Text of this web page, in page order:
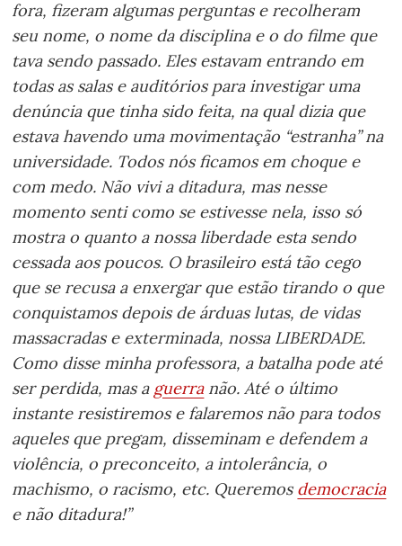
fora, fizeram algumas perguntas e recolheram
seu nome, o nome da disciplina e o do filme que
tava sendo passado. Eles estavam entrando em
todas as salas e auditórios para investigar uma
denúncia que tinha sido feita, na qual dizia que
estava havendo uma movimentação “estranha” na
universidade. Todos nós ficamos em choque e
com medo. Não vivi a ditadura, mas nesse
momento senti como se estivesse nela, isso só
mostra o quanto a nossa liberdade esta sendo
cessada aos poucos. O brasileiro está tão cego
que se recusa a enxergar que estão tirando o que
conquistamos depois de árduas lutas, de vidas
massacradas e exterminada, nossa LIBERDADE.
Como disse minha professora, a batalha pode até
ser perdida, mas a guerranão. Até o último
instante resistiremos e falaremos não para todos
aqueles que pregam, disseminam e defendem a
violência, o preconceito, a intolerância, o
machismo, o racismo, etc. Queremos democracia
e não ditadura!”